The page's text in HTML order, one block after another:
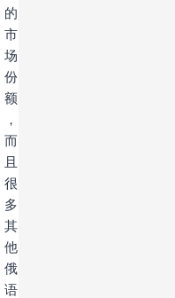
的
市
场
份
额
，
而
且
很
多
其
他
俄
语